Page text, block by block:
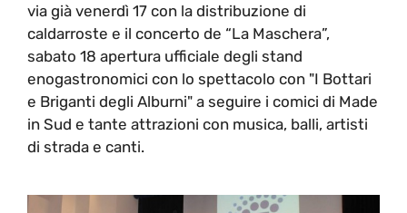
via già venerdì 17 con la distribuzione di
caldarroste e il concerto de “La Maschera”,
sabato 18 apertura ufficiale degli stand
enogastronomici con lo spettacolo con "I Bottari
e Briganti degli Alburni" a seguire i comici di Made
in Sud e tante attrazioni con musica, balli, artisti
di strada e canti.